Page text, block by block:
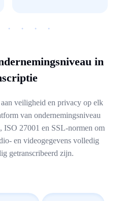
in
veiligheid en privacy op elk
van ondernemingsniveau
ISO 27001 en SSL-normen om
en videogegevens volledig
getranscribeerd zijn.